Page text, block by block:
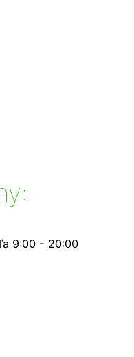
9:00 - 20:00